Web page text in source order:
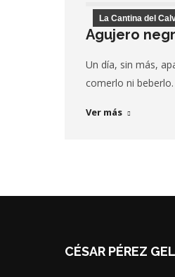
La Cantina del
Agujero
Un día, sin más,
comerlo ni
Ver más
CÉSAR PÉREZ